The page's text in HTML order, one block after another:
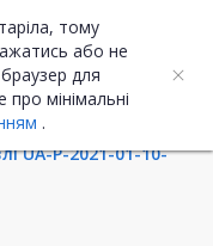
тому
або не
для
мінімальні
.
UA ENG
UA-P-2021-01-10-